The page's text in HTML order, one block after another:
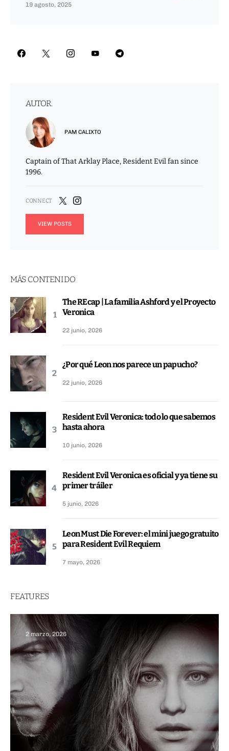
19 agosto, 2025
AUTOR.
PAM CALIXTO
Captain of That Arklay Place, Resident Evil fan since
1996.
VIEW POSTS
MÁS CONTENIDO
The REcap | La familia Ashford y el Proyecto
Veronica
22 junio, 2026
¿Por qué Leon nos parece un papucho?
22 junio, 2026
Resident Evil Veronica: todo lo que sabemos
hasta ahora
10 junio, 2026
Resident Evil Veronica es oficial y ya tiene su
primer tráiler
5 junio, 2026
Leon Must Die Forever: el mini juego gratuito
para Resident Evil Requiem
7 mayo, 2026
FEATURES
2 marzo, 2026